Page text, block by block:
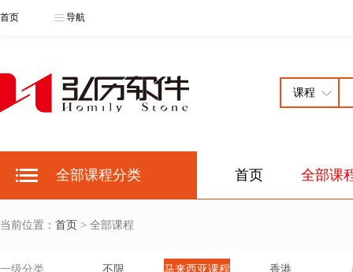
首页 导航
全部课程分类 首页 全部课
当前位置： 首页 > 全部课程
一级分类 不限 马来西亚课程 香港